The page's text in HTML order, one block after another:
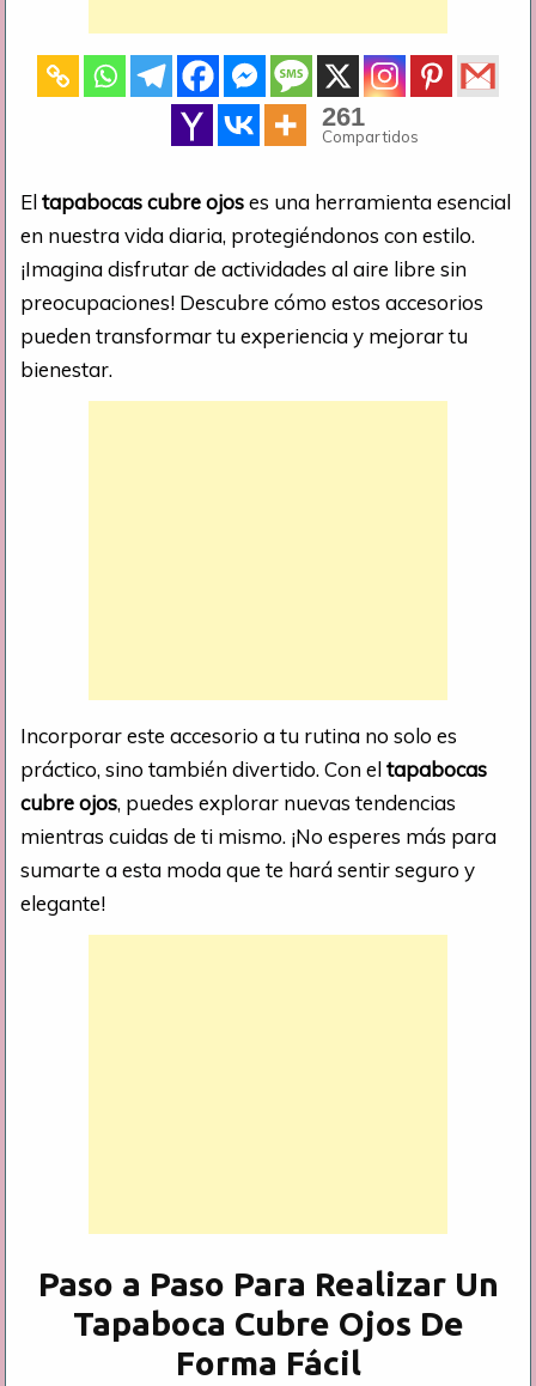
261
Compartidos
Eltapabocas cubre ojoses una herramienta esencial
en nuestra vida diaria, protegiéndonos con estilo.
¡Imagina disfrutar de actividades al aire libre sin
preocupaciones! Descubre cómo estos accesorios
pueden transformar tu experiencia y mejorar tu
bienestar.
Incorporar este accesorio a tu rutina no solo es
práctico, sino también divertido. Con eltapabocas
cubre ojos, puedes explorar nuevas tendencias
mientras cuidas de ti mismo. ¡No esperes más para
sumarte a esta moda que te hará sentir seguro y
elegante!
Paso a Paso Para Realizar Un
Tapaboca Cubre Ojos De
Forma Fácil